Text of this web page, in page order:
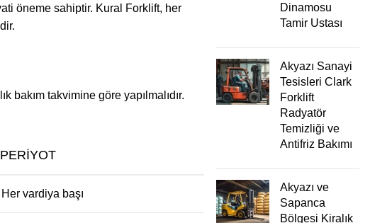
öneme sahiptir. Kural Forklift, her
bakım takvimine göre yapılmalıdır.
PERIYOT
Her vardiya başı
Dinamosu
Tamir Ustası
Akyazı Sanayi
Tesisleri Clark
Forklift
Radyatör
Temizliği ve
Antifriz Bakımı
Akyazı ve
Sapanca
Bölgesi Kiralık